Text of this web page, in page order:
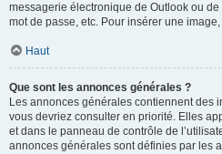
messagerie électronique de Outlook ou
mot de passe, etc. Pour insérer une
Haut
Que sont les annonces générales ?
Les annonces générales contiennent des
vous devriez consulter en priorité. Elles
et dans le panneau de contrôle de
annonces générales sont définies par les